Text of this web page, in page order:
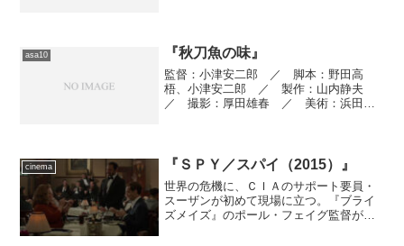
していて、...
asa10 『秋刀魚の味』
監督：小津安二郎 ／ 脚本：野田高
梧、小津安二郎 ／ 製作：山内静夫
／ 撮影：厚田雄春 ／ 美術：浜田辰
志麻、三上真一郎、佐田啓二...
cinema 『ＳＰＹ／スパイ（2015）』
世界の危機に、ＣＩＡのサポート要員・
スーザンが初めて現場に立つ。『ブライ
ズメイズ』のポール・フェイグ監督が知